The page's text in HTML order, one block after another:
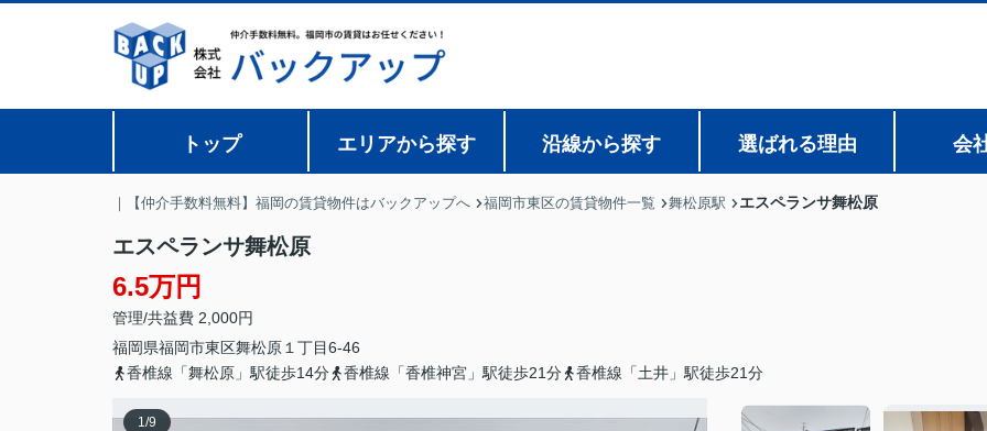
トップ エリアから探す 沿線から探す 選ばれる理由 会
｜【仲介手数料無料】福岡の賃貸物件はバックアップへ 福岡市東区の賃貸物件一覧 舞松原駅 エスペランサ舞松原
エスペランサ舞松原
6.5万円
管理/共益費 2,000円
福岡県福岡市東区舞松原 １丁目6-46
香椎線「舞松原」駅徒歩14分
香椎線「香椎神宮」駅徒歩21分 香椎線「土井」駅徒歩21分
1/9